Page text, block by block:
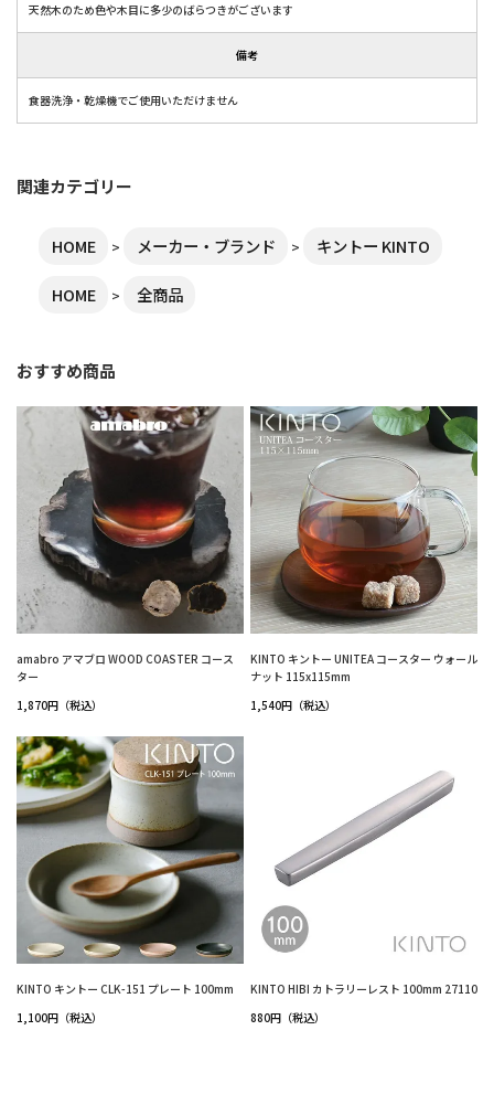
天然木のため色や木目に多少のばらつきがございます
備考
食器洗浄・乾燥機でご使用いただけません
関連カテゴリー
HOME メーカー・ブランド キントー KINTO
HOME 全商品
おすすめ商品
amabro アマブロ WOOD COASTER コース
ター
1,870円（税込）
KINTO キントー UNITEA コースター ウォール
ナット 115x115mm
1,540円（税込）
KINTO キントー CLK-151 プレート 100mm
1,100円（税込）
KINTO HIBI カトラリーレスト 100mm 27110
880円（税込）